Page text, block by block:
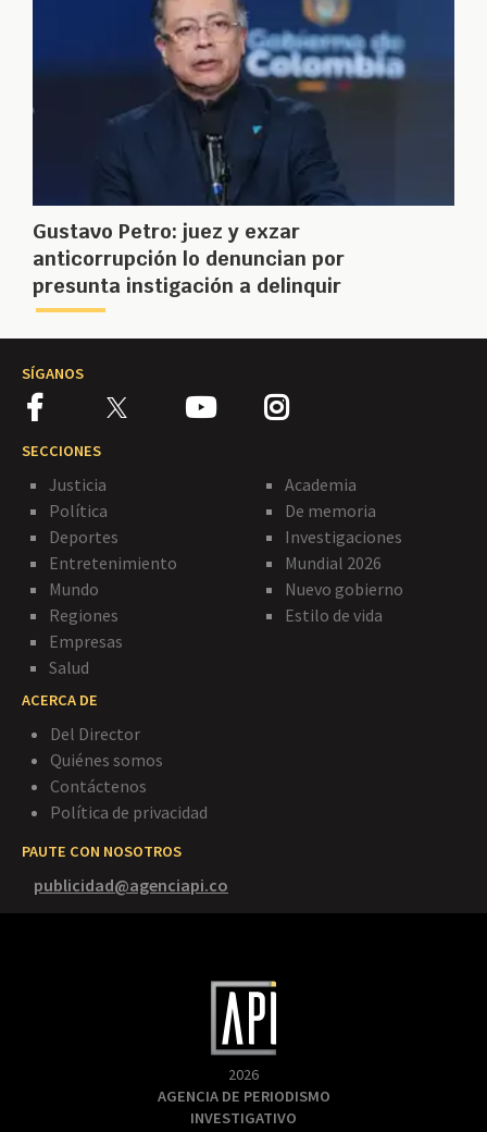
Gustavo Petro: juez y exzar
anticorrupción lo denuncian por
presunta instigación a delinquir
SÍGANOS
SECCIONES
Justicia
Política
Deportes
Entretenimiento
Mundo
Regiones
Empresas
Salud
Academia
De memoria
Investigaciones
Mundial 2026
Nuevo gobierno
Estilo de vida
ACERCA DE
Del Director
Quiénes somos
Contáctenos
Política de privacidad
PAUTE CON NOSOTROS
publicidad@agenciapi.co
2026
AGENCIA DE PERIODISMO
INVESTIGATIVO